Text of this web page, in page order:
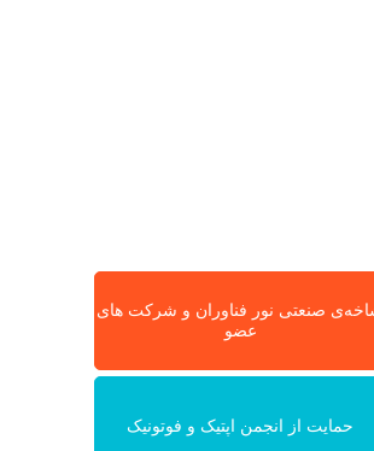
صنعتی نور فناوران و شرکت های
عضو
حمایت از انجمن اپتیک و فوتونیک